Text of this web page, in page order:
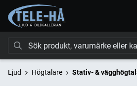
Ljud Högtalare Stativ- &